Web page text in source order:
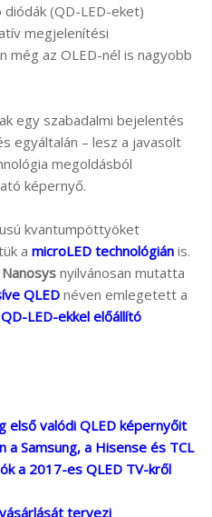
(QD-LED-eket)
megjelenítési
még az OLED-nél is nagyobb
egy szabadalmi bejelentés
egyáltalán – lesz a javasolt
megoldásból
képernyő.
kvantumpöttyöket
a microLED technológián is.
Nanosys nyilvánosan mutatta
QLED néven emlegetett a
QD-LED-ekkel előállító
első valódi QLED képernyőit
a Samsung, a Hisense és TCL
a 2017-es QLED TV-kről
tervezi